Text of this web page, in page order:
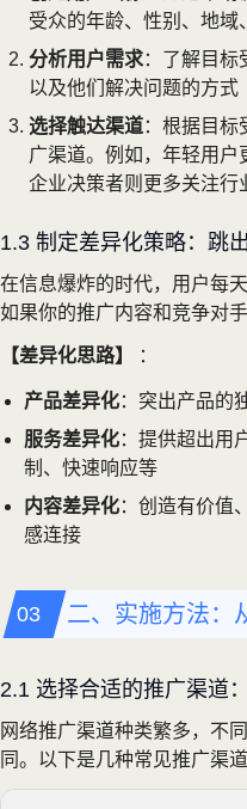
受众的年龄、性别、地域
分析用户需求：了解目标
以及他们解决问题的方式
选择触达渠道：根据目标
广渠道。例如，年轻用户
企业决策者则更多关注行
1.3 制定差异化策略：跳
在信息爆炸的时代，用户每
如果你的推广内容和竞争对
【差异化思路】 ：
产品差异化：突出产品的
服务差异化：提供超出用
制、快速响应等
内容差异化：创造有价值
感连接
二、实施方法：
2.1 选择合适的推广渠道
网络推广渠道种类繁多，不
同。以下是几种常见推广渠